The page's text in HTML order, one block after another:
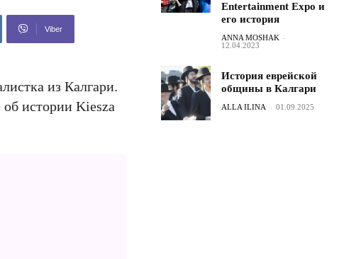
Viber
из Калгари.
истории Kiesza
Entertainment Expo и
его история
ANNA MOSHAK -
12.04.2023
История еврейской
общины в Калгари
ALLA ILINA - 01.09.2025